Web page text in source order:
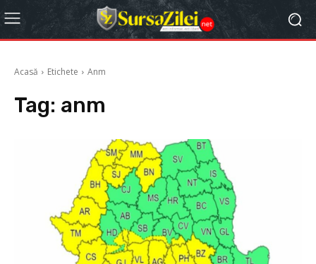
Acasă Etichete Anm
Tag: anm